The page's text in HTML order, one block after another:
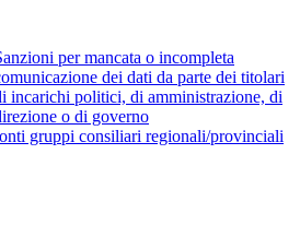
per mancata o incompleta
dei dati da parte dei titolari
incarichi politici, di amministrazione, di
o di governo
gruppi consiliari regionali/provinciali